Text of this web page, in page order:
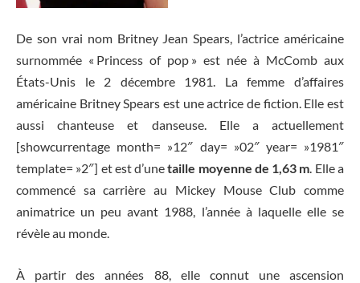
De son vrai nom Britney Jean Spears, l’actrice américaine
surnommée « Princess of pop » est née à McComb aux
États-Unis le 2 décembre 1981. La femme d’affaires
américaine Britney Spears est une actrice de fiction. Elle est
aussi chanteuse et danseuse. Elle a actuellement
[showcurrentage month= »12″ day= »02″ year= »1981″
template= »2″] et est d’unetaille moyenne de 1,63 m. Elle a
commencé sa carrière au Mickey Mouse Club comme
animatrice un peu avant 1988, l’année à laquelle elle se
révèle au monde.
À partir des années 88, elle connut une ascension